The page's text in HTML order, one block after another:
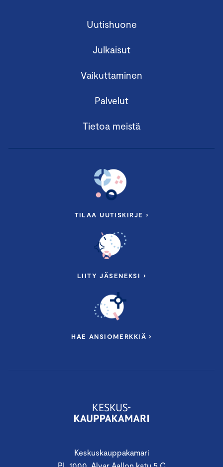
Keskuskauppakamari
Uutishuone
Julkaisut
Vaikuttaminen
Palvelut
Tietoa meistä
TILAA UUTISKIRJE ›
LIITY JÄSENEKSI ›
HAE ANSIOMERKKIÄ ›